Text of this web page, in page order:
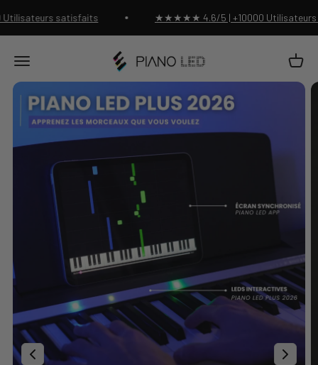
satisfaits
★★★★★ 4.6/5 | +10000 Utilisateurs
Menu
Piano Led Shop Panier